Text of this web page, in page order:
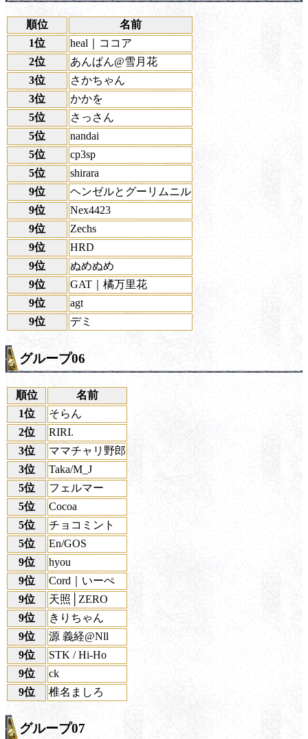
順位
名前
1位
heal｜ココア
2位
あんぱん@雪月花
3位
さかちゃん
3位
かかを
5位
さっさん
5位
nandai
5位
cp3sp
5位
shirara
9位
ヘンゼルとグーリムニル
9位
Nex4423
9位
Zechs
9位
HRD
9位
ぬめぬめ
9位
GAT｜橘万里花
9位
agt
9位
デミ
グループ06
順位
名前
1位
そらん
2位
RIRI.
3位
ママチャリ野郎
3位
Taka/M_J
5位
フェルマー
5位
Cocoa
5位
チョコミント
5位
En/GOS
9位
hyou
9位
Cord｜いーぺ
9位
天照│ZERO
9位
きりちゃん
9位
源 義経@Nll
9位
STK / Hi-Ho
9位
ck
9位
椎名ましろ
グループ07